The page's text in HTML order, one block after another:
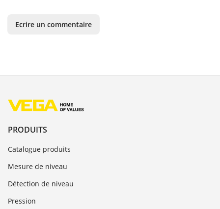
Ecrire un commentaire
PRODUITS
Catalogue produits
Mesure de niveau
Détection de niveau
Pression